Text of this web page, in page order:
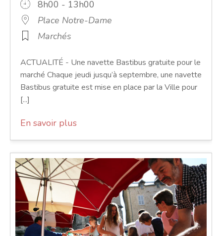
8h00 - 13h00
Place Notre-Dame
Marchés
ACTUALITÉ - Une navette Bastibus gratuite pour le
marché Chaque jeudi jusqu’à septembre, une navette
Bastibus gratuite est mise en place par la Ville pour
[...]
En savoir plus